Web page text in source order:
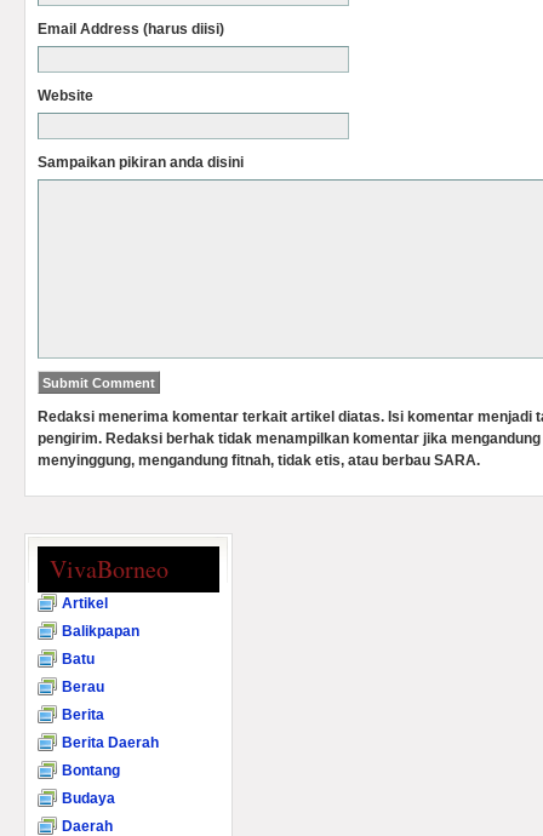
Email Address (harus diisi)
Website
Sampaikan pikiran anda disini
Redaksi menerima komentar terkait artikel diatas. Isi komentar menjadi
pengirim. Redaksi berhak tidak menampilkan komentar jika
menyinggung, mengandung fitnah, tidak etis, atau berbau SARA.
VivaBorneo
Artikel
Balikpapan
Batu
Berau
Berita
Berita Daerah
Bontang
Budaya
Daerah